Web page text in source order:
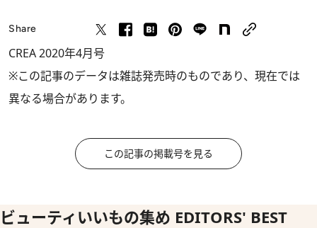
Share
CREA 2020年4月号
※この記事のデータは雑誌発売時のものであり、現在では
異なる場合があります。
この記事の掲載号を見る
ビューティいいもの集め EDITORS' BEST